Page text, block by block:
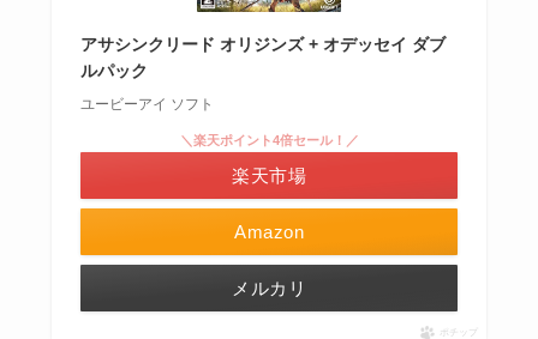
アサシンクリード オリジンズ + オデッセイ ダブ
ルパック
ユービーアイ ソフト
Amazon
＼楽天ポイント4倍セール！／
楽天市場
メルカリ
ポチップ